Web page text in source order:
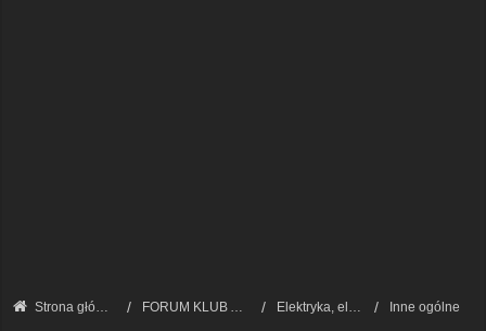
Strona główna FORUM KLUB AUDI A8 - FORUM TECHNICZNE Elektryka, elektronika Inne ogólne